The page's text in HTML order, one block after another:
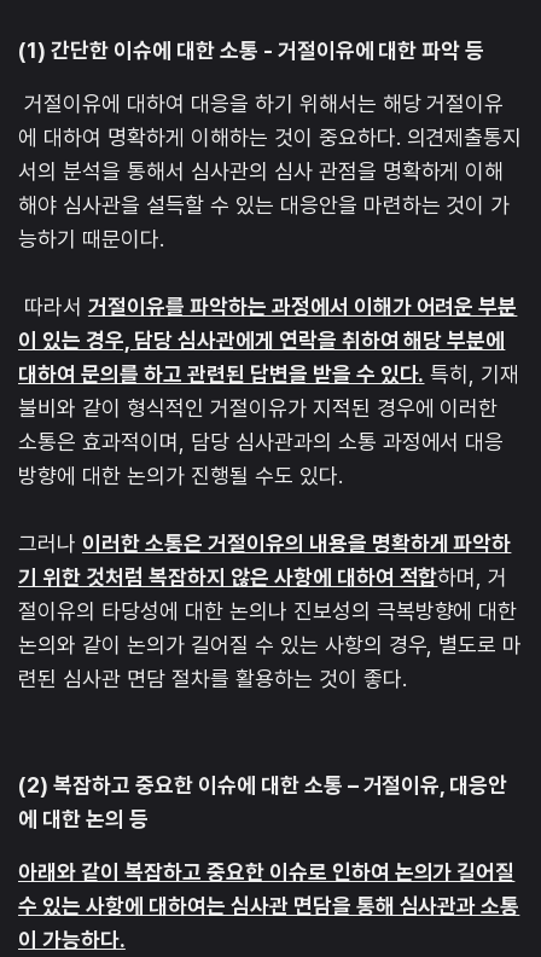
(1) 간단한 이슈에 대한 소통 - 거절이유에 대한 파악 등
거절이유에 대하여 대응을 하기 위해서는 해당 거절이유
에 대하여 명확하게 이해하는 것이 중요하다. 의견제출통지
서의 분석을 통해서 심사관의 심사 관점을 명확하게 이해
해야 심사관을 설득할 수 있는 대응안을 마련하는 것이 가
능하기 때문이다.
따라서 거절이유를 파악하는 과정에서 이해가 어려운 부분
이 있는 경우, 담당 심사관에게 연락을 취하여 해당 부분에
대하여 문의를 하고 관련된 답변을 받을 수 있다. 특히, 기재
불비와 같이 형식적인 거절이유가 지적된 경우에 이러한
소통은 효과적이며, 담당 심사관과의 소통 과정에서 대응
방향에 대한 논의가 진행될 수도 있다.
그러나 이러한 소통은 거절이유의 내용을 명확하게 파악하
기 위한 것처럼 복잡하지 않은 사항에 대하여 적합하며, 거
절이유의 타당성에 대한 논의나 진보성의 극복방향에 대한
논의와 같이 논의가 길어질 수 있는 사항의 경우, 별도로 마
련된 심사관 면담 절차를 활용하는 것이 좋다.
(2) 복잡하고 중요한 이슈에 대한 소통 – 거절이유, 대응안
에 대한 논의 등
아래와 같이 복잡하고 중요한 이슈로 인하여 논의가 길어질
수 있는 사항에 대하여는 심사관 면담을 통해 심사관과 소통
이 가능하다.